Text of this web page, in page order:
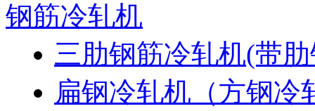
钢筋冷轧机
三肋钢筋冷轧机(带
扁钢冷轧机（方钢冷